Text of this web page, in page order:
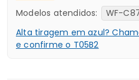
Modelos atendidos:
WF-
Alta tiragem em azul?
e confirme o T05B2